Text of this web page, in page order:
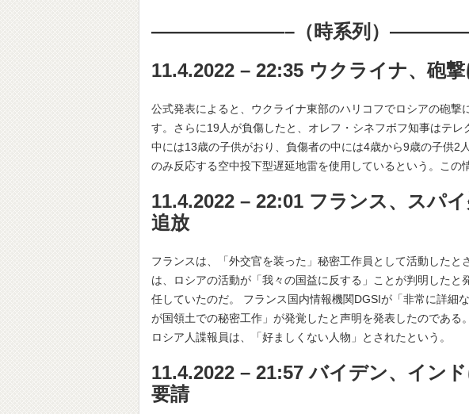
———————–（時系列）
11.4.2022 – 22:35 ウクライナ、砲
公式発表によると、ウクライナ東部のハリコフでロシアの砲
す。さらに19人が負傷したと、オレフ・シネフボフ知事はテ
中には13歳の子供がおり、負傷者の中には4歳から9歳の子供2
のみ反応する空中投下型遅延地雷を使用しているという。この
11.4.2022 – 22:01 フランス、スパ
追放
フランスは、「外交官を装った」秘密工作員として活動した
は、ロシアの活動が「我々の国益に反する」ことが判明した
任していたのだ。 フランス国内情報機関DGSIが「非常に詳細
が国領土での秘密工作」が発覚したと声明を発表したのであ
ロシア人諜報員は、「好ましくない人物」とされたという。
11.4.2022 – 21:57 バイデン、イン
要請